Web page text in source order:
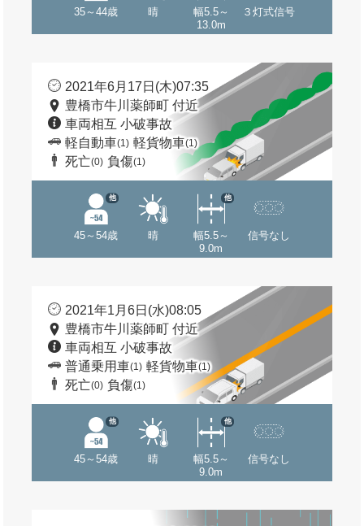
35～44歳 晴
幅5.5～
13.0m
３灯式信号
2021年6月17日(木)07:35
豊橋市牛川薬師町 付近
車両相互 小破事故
軽自動車(1) 軽貨物車(1)
死亡(0) 負傷(1)
45～54歳
他
晴
幅5.5～
9.0m
他
信号なし
2021年1月6日(水)08:05
豊橋市牛川薬師町 付近
車両相互 小破事故
普通乗用車(1) 軽貨物車(1)
死亡(0) 負傷(1)
45～54歳
他
晴
幅5.5～
9.0m
他
信号なし